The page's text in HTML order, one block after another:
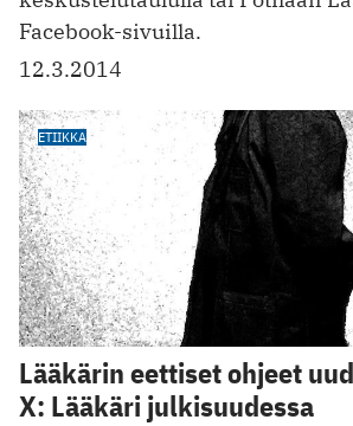
Facebook-sivuilla.
12.3.2014
ETIIKKA
Lääkärin eettiset ohjeet
X: Lääkäri julkisuudessa